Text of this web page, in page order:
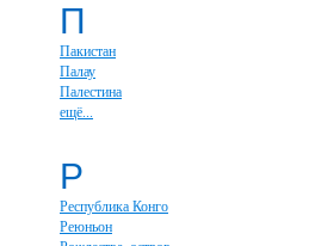
П
Пакистан
Палау
Палестина
ещё...
Р
Республика Конго
Реюньон